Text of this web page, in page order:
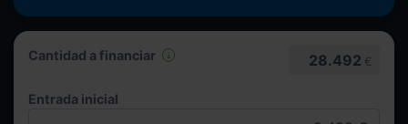
Cantidad a financiar 28.492 €
Entrada inicial